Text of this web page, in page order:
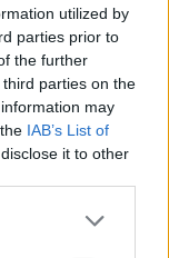
utilized by
parties prior to
the further
parties on the
may
IAB’s List of
it to other